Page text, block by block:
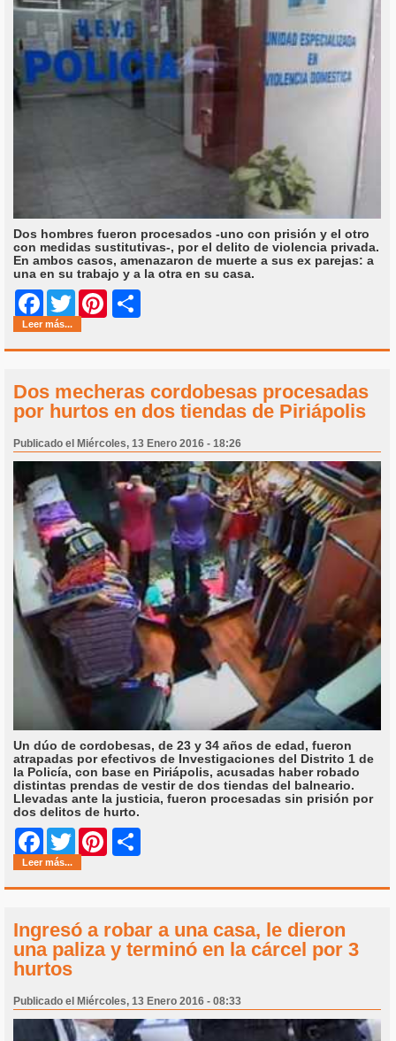
Dos hombres fueron procesados -uno con prisión y el otro
con medidas sustitutivas-, por el delito de violencia privada.
En ambos casos, amenazaron de muerte a sus ex parejas: a
una en su trabajo y a la otra en su casa.
Facebook
Twitter Pinterest
Leer más...
Dos mecheras cordobesas procesadas
por hurtos en dos tiendas de Piriápolis
Publicado el Miércoles, 13 Enero 2016 - 18:26
Un dúo de cordobesas, de 23 y 34 años de edad, fueron
atrapadas por efectivos de Investigaciones del Distrito 1 de
la Policía, con base en Piriápolis, acusadas haber robado
distintas prendas de vestir de dos tiendas del balneario.
Llevadas ante la justicia, fueron procesadas sin prisión por
dos delitos de hurto.
Facebook
Twitter Pinterest
Leer más...
Ingresó a robar a una casa, le dieron
una paliza y terminó en la cárcel por 3
hurtos
Publicado el Miércoles, 13 Enero 2016 - 08:33